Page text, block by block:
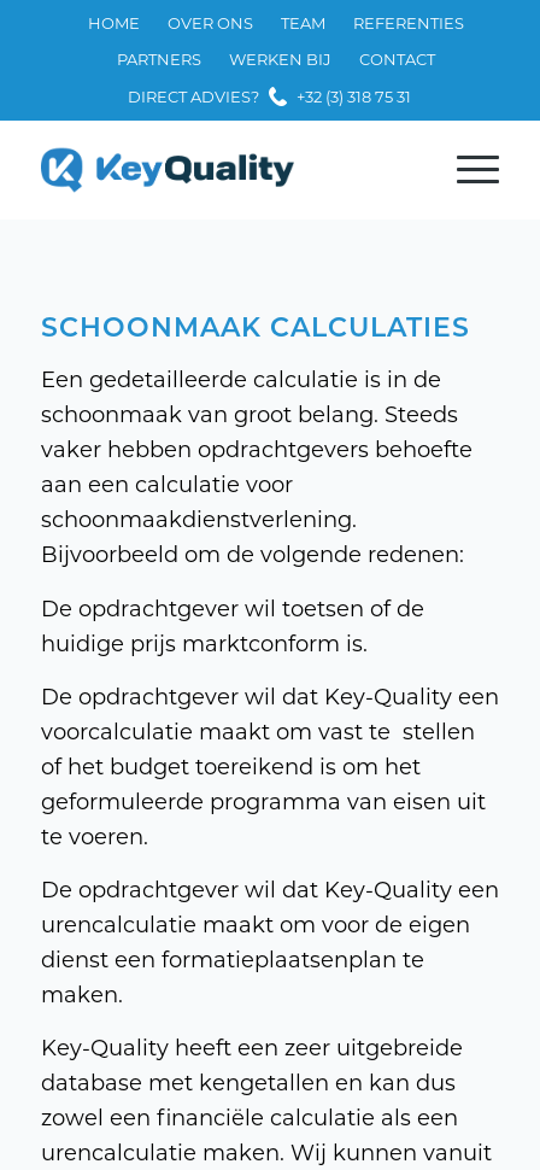
HOME OVER ONS TEAM
REFERENTIES
PARTNERS
WERKEN BIJ
CONTACT
DIRECT ADVIES?
+32 (3) 318 75 31
SCHOONMAAK CALCULATIES
Een gedetailleerde calculatie is in de
schoonmaak van groot belang. Steeds
vaker hebben opdrachtgevers behoefte
aan een calculatie voor
schoonmaakdienstverlening.
Bijvoorbeeld om de volgende redenen:
De opdrachtgever wil toetsen of de
huidige prijs marktconform is.
De opdrachtgever wil dat Key-Quality een
voorcalculatie maakt om vast te stellen
of het budget toereikend is om het
geformuleerde programma van eisen uit
te voeren.
De opdrachtgever wil dat Key-Quality een
urencalculatie maakt om voor de eigen
dienst een formatieplaatsenplan te
maken.
Key-Quality heeft een zeer uitgebreide
database met kengetallen en kan dus
zowel een financiële calculatie als een
urencalculatie maken. Wij kunnen vanuit